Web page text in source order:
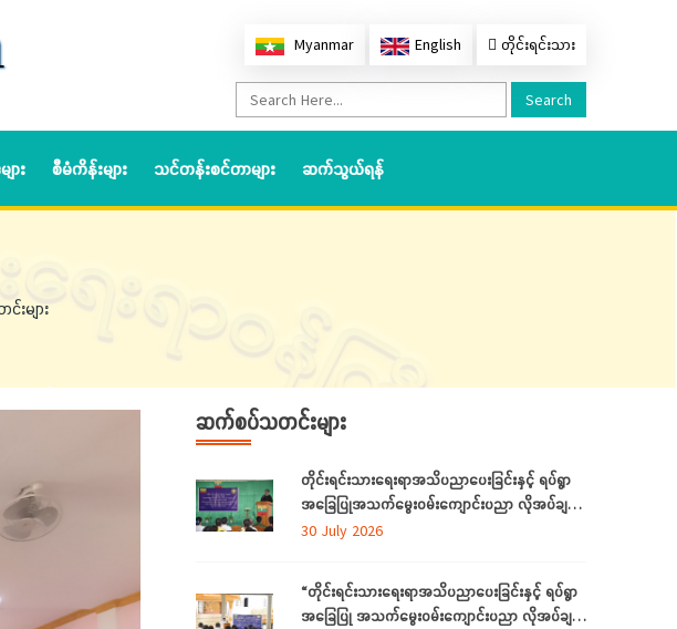
Myanmar English တိုင်းရင်းသား
Search
ား စီမံကိန်းများ သင်တန်းစင်တာများ ဆက်သွယ်ရန်
းများ
ဆက်စပ်သတင်းများ
တိုင်းရင်းသားရေးရာအသိပညာပေးခြင်းနှင့် ရပ်ရွာ
အခြေပြုအသက်မွေးဝမ်းကျောင်းပညာ လိုအပ်ချက်
တို့ကို ဆန်းစစ်စီမံခြင်းအစီအစဉ်ကို ကချင်ပြည်နယ်
30 July 2026
“တိုင်းရင်းသားရေးရာအသိပညာပေးခြင်းနှင့် ရပ်ရွာ
အခြေပြု အသက်မွေးဝမ်းကျောင်းပညာ လိုအပ်ချက်